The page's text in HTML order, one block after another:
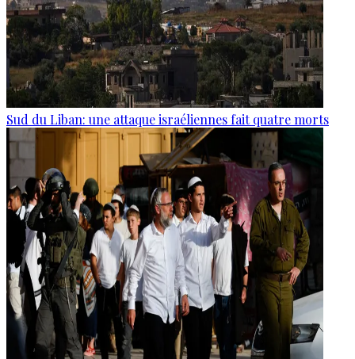
Sud du Liban: une attaque israéliennes fait quatre morts